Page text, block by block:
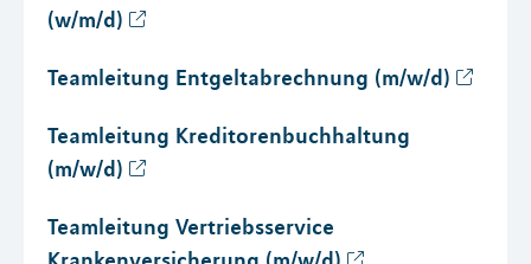
(w/m/d)
Teamleitung Entgeltabrechnung (m/w/d)
Teamleitung Kreditorenbuchhaltung
(m/w/d)
Teamleitung Vertriebsservice